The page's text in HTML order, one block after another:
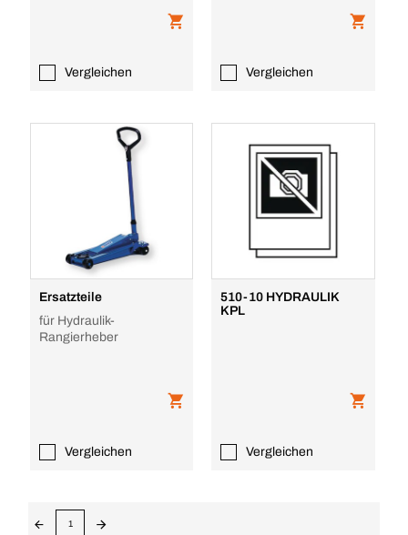
Vergleichen Vergleichen
Ersatzteile
für Hydraulik-
Rangierheber
Vergleichen
510-10 HYDRAULIK
KPL
Vergleichen
1